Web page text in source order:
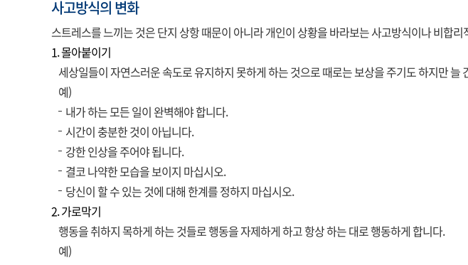
사고방식의 변화
스트레스를 느끼는 것은 단지 상항 때문이 아니라 개인이 상황을 바라보는 사고방식이나 비합
1. 몰아붙이기
세상일들이 자연스러운 속도로 유지하지 못하게 하는 것으로 때로는 보상을 주기도 하지만
예)
내가 하는 모든 일이 완벽해야 합니다.
시간이 충분한 것이 아닙니다.
강한 인상을 주어야 됩니다.
결코 나약한 모습을 보이지 마십시오.
당신이 할 수 있는 것에 대해 한계를 정하지 마십시오.
2. 가로막기
행동을 취하지 목하게 하는 것들로 행동을 자제하게 하고 항상 하는 대로 행동하게 합니다.
예)